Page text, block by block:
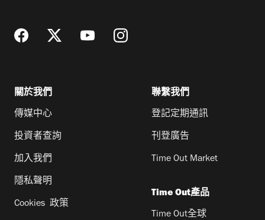
關於我們
傳媒中心
投資者查詢
加入我們
隱私聲明
Cookies 政策
聯繫我們
登記定期通訊
刊登廣告
Time Out Market
Time Out產品
Time Out全球